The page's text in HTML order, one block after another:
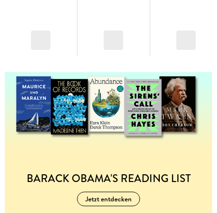
BARACK OBAMA'S READING LIST
Jetzt entdecken